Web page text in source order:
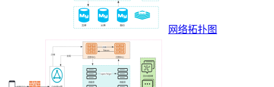
网络拓扑图